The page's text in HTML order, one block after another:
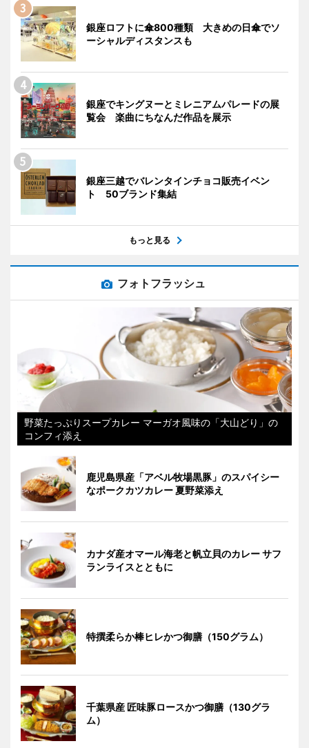
銀座ロフトに傘800種類 大きめの日傘でソ
ーシャルディスタンスも
銀座でキングヌーとミレニアムパレードの展
覧会 楽曲にちなんだ作品を展示
銀座三越でバレンタインチョコ販売イベン
ト 50ブランド集結
もっと見る
フォトフラッシュ
野菜たっぷりスープカレー マーガオ風味の「大山どり」の
コンフィ添え
鹿児島県産「アベル牧場黒豚」のスパイシー
なポークカツカレー 夏野菜添え
カナダ産オマール海老と帆立貝のカレー サフ
ランライスとともに
特撰柔らか棒ヒレかつ御膳（150グラム）
千葉県産 匠味豚ロースかつ御膳（130グラ
ム）